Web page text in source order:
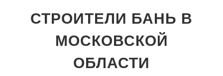
СТРОИТЕЛИ БАНЬ В
МОСКОВСКОЙ
ОБЛАСТИ